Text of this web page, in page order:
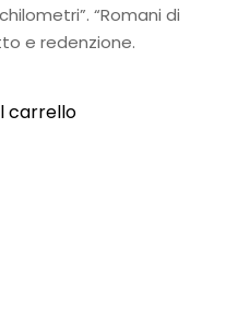
“Romani di
e redenzione.
carrello